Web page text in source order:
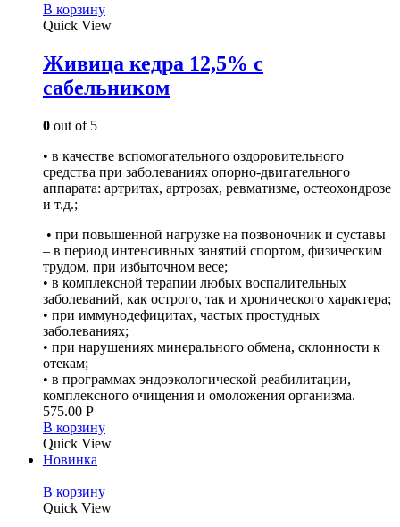
В корзину
Quick View
Живица кедра 12,5% с
сабельником
0 out of 5
• в качестве вспомогательного оздоровительного
средства при заболеваниях опорно-двигательного
аппарата: артритах, артрозах, ревматизме, остеохондрозе
и т.д.;
• при повышенной нагрузке на позвоночник и суставы
– в период интенсивных занятий спортом, физическим
трудом, при избыточном весе;
• в комплексной терапии любых воспалительных
заболеваний, как острого, так и хронического характера;
• при иммунодефицитах, частых простудных
заболеваниях;
• при нарушениях минерального обмена, склонности к
отекам;
• в программах эндоэкологической реабилитации,
комплексного очищения и омоложения организма.
575.00 Р
В корзину
Quick View
Новинка
В корзину
Quick View